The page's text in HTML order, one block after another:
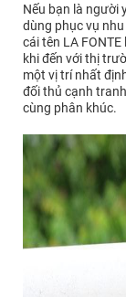
Nếu bạn là người
dùng phục vụ
cái tên LA
khi đến với thị
một vị trí nhất
đối thủ cạnh
cùng phân khúc.